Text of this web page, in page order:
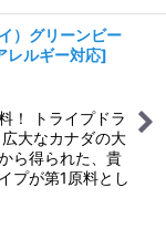
）グリーンビー
レルギー対応]
！ トライプドラ
大なカナダの大
ら得られた、貴
プが第1原料とし